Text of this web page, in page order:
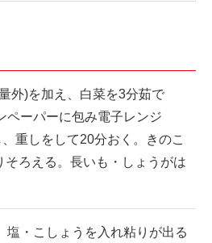
外)を加え、白菜を3分茹で
ペーパーに包み電子レンジ
重しをして20分おく。きのこ
そろえる。長いも・しょうがは
塩・こしょうを入れ粘りが出る